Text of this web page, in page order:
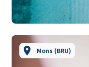
Mons (BRU)